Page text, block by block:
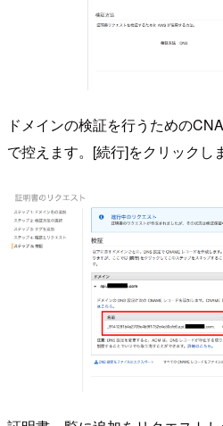
ドメインの検証を行うための
で控えます。[続行]をクリックし